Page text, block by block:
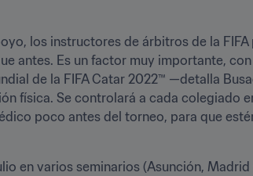
los instructores de árbitros de la
antes. Es un factor muy importante,
de la FIFA Catar 2022™ —detalla
física. Se controlará a cada colegiado
poco antes del torneo, para que
en varios seminarios (Asunción, Madrid